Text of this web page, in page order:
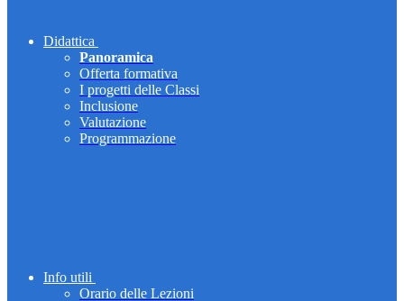
Didattica
Panoramica
Offerta formativa
I progetti delle Classi
Inclusione
Valutazione
Programmazione
Info utili
Orario delle Lezioni